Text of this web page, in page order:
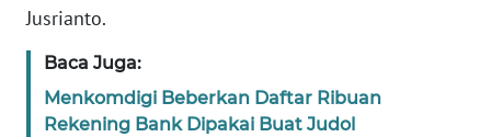
Jusrianto.
Baca Juga:
Menkomdigi Beberkan Daftar Ribuan
Rekening Bank Dipakai Buat Judol
KEPRI
PAPUA